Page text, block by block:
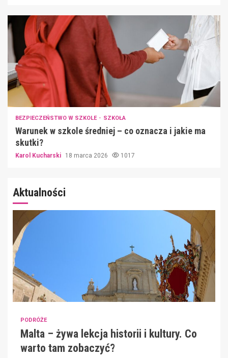
BEZPIECZEŃSTWO W SZKOLE SZKOŁA
Warunek w szkole średniej – co oznacza i jakie ma
skutki?
Karol Kucharski 18 marca 2026 1017
Aktualności
PODRÓŻE
Malta – żywa lekcja historii i kultury. Co
warto tam zobaczyć?